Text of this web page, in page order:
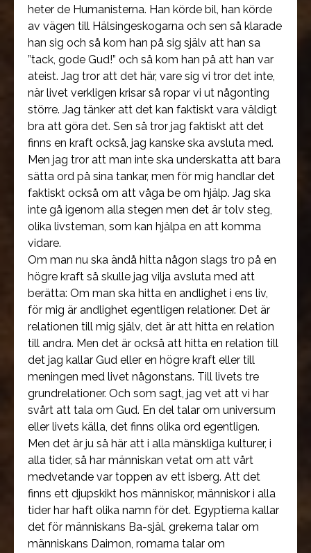
heter de Humanisterna. Han körde bil, han körde
av vägen till Hälsingeskogarna och sen så klarade
han sig och så kom han på sig själv att han sa
”tack, gode Gud!” och så kom han på att han var
ateist. Jag tror att det här, vare sig vi tror det inte,
när livet verkligen krisar så ropar vi ut någonting
större. Jag tänker att det kan faktiskt vara väldigt
bra att göra det. Sen så tror jag faktiskt att det
finns en kraft också, jag kanske ska avsluta med.
Men jag tror att man inte ska underskatta att bara
sätta ord på sina tankar, men för mig handlar det
faktiskt också om att våga be om hjälp. Jag ska
inte gå igenom alla stegen men det är tolv steg,
olika livsteman, som kan hjälpa en att komma
vidare.
Om man nu ska ändå hitta någon slags tro på en
högre kraft så skulle jag vilja avsluta med att
berätta: Om man ska hitta en andlighet i ens liv,
för mig är andlighet egentligen relationer. Det är
relationen till mig själv, det är att hitta en relation
till andra. Men det är också att hitta en relation till
det jag kallar Gud eller en högre kraft eller till
meningen med livet någonstans. Till livets tre
grundrelationer. Och som sagt, jag vet att vi har
svårt att tala om Gud. En del talar om universum
eller livets källa, det finns olika ord egentligen.
Men det är ju så här att i alla mänskliga kulturer, i
alla tider, så har människan vetat om att vårt
medvetande var toppen av ett isberg. Att det
finns ett djupskikt hos människor, människor i alla
tider har haft olika namn för det. Egyptierna kallar
det för människans Ba-själ, grekerna talar om
människans Daimon, romarna talar om